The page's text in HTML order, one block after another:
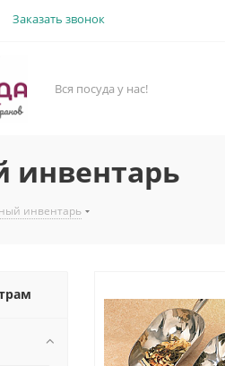
Заказать звонок
Вся посуда у нас!
инвентарь
инвентарь